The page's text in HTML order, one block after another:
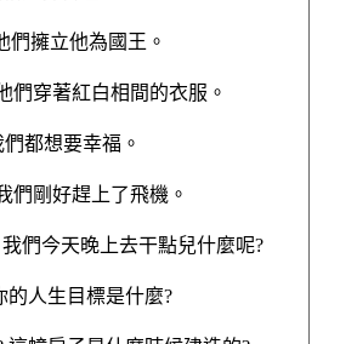
們擁立他為國王。
們穿著紅白相間的衣服。
們都想要幸福。
們剛好趕上了飛機。
我們今天晚上去干點兒什麼呢?
的人生目標是什麼?